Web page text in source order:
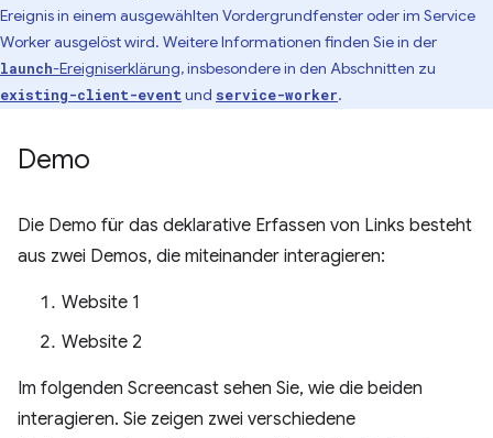
Ereignis in einem ausgewählten Vordergrundfenster oder im Service
Worker ausgelöst wird. Weitere Informationen finden Sie in der
launch-Ereigniserklärung, insbesondere in den Abschnitten zu
existing-client-event und service-worker.
Demo
Die Demo für das deklarative Erfassen von Links besteht
aus zwei Demos, die miteinander interagieren:
Website 1
Website 2
Im folgenden Screencast sehen Sie, wie die beiden
interagieren. Sie zeigen zwei verschiedene